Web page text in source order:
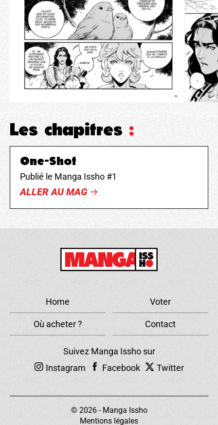
Les chapitres:
One-Shot
Publié le Manga Issho #1
ALLER AU MAG
Home Voter
Où acheter ? Contact
Suivez Manga Issho sur
Instagram
Facebook Twitter
© 2026 - Manga Issho
Mentions légales